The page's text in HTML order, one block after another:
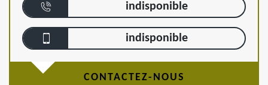
indisponible
indisponible
CONTACTEZ-NOUS